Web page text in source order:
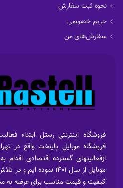
نحوه ثبت سفارش
حریم خصوصی
سفارش‌های من
فروشگاه موبایل پایتخت واقع در
ازفعالیتهای گسترده اقتصادی
موبایل از سال 1401
کیفیت و قیمت مناسب برای عرضه به